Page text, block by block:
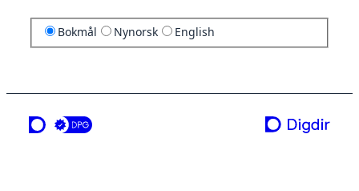
Bokmål Nynorsk English